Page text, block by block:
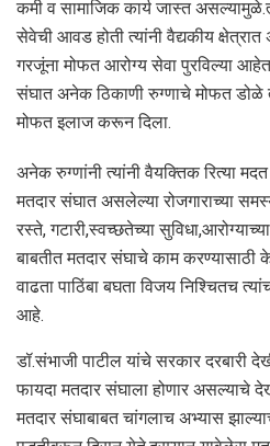
कमी व सामाजिक कार्य जास्त
सेवेची आवड होती त्यांनी वैद्यकीय
गरजूंना मोफत आरोग्य सेवा पुरविल्या आहेत
संघात अनेक ठिकाणी रुग्णाचे मोफत डोळे
मोफत इलाज करून दिला.
अनेक रुग्णांनी त्यांनी वैयक्तिक रित्या
मतदार संघात असलेल्या रोजगाराच्या
रस्ते, गटारी,स्वच्छतेच्या
बाबतीत मतदार संघाचे काम करण्यासाठी
वाढता पाठिंबा बघता विजय निश्चितच
आहे.
डॉ.संभाजी पाटील यांचे सरकार
फायदा मतदार संघाला होणार असल्याचे
मतदार संघाबाबत चांगलाच अभ्यास